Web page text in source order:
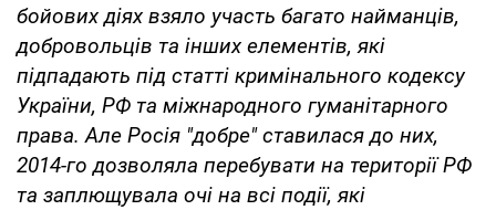
бойових діях взяло участь багато найманців,
добровольців та інших елементів, які
підпадають під статті кримінального кодексу
України, РФ та міжнародного гуманітарного
права. Але Росія "добре" ставилася до них,
2014-го дозволяла перебувати на території РФ
та заплющувала очі на всі події, які